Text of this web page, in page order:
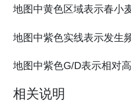
地图中黄色区域表示春小
地图中紫色实线表示发生
地图中紫色G/D表示相对
相关说明